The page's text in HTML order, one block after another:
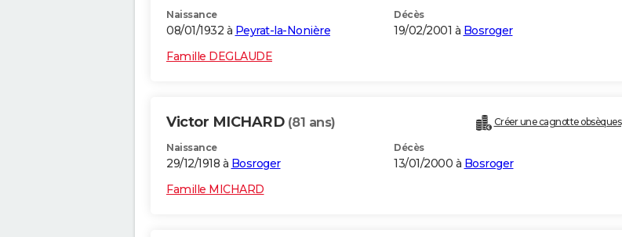
Naissance
08/01/1932 à Peyrat-la-Nonière
Décès
19/02/2001 à Bosroger
Famille DEGLAUDE
Victor MICHARD (81 ans) Créer une cagnotte obsèques
Naissance
29/12/1918 à Bosroger
Décès
13/01/2000 à Bosroger
Famille MICHARD